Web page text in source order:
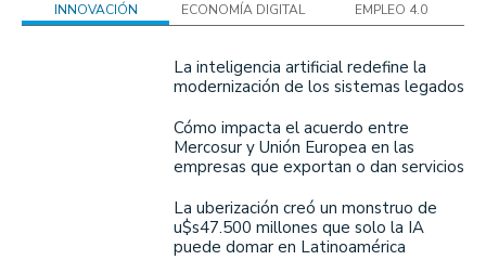
INNOVACIÓN ECONOMÍA DIGITAL EMPLEO 4.0
La inteligencia artificial redefine la
modernización de los sistemas legados
Cómo impacta el acuerdo entre
Mercosur y Unión Europea en las
empresas que exportan o dan servicios
La uberización creó un monstruo de
u$s47.500 millones que solo la IA
puede domar en Latinoamérica